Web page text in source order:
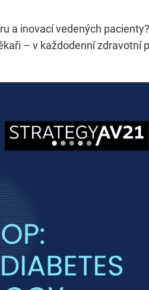
a inovací vedených
– v každodenní zdravotní